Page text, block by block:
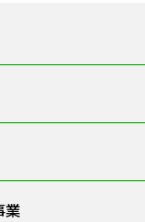
不動産・DX・ブロック
業